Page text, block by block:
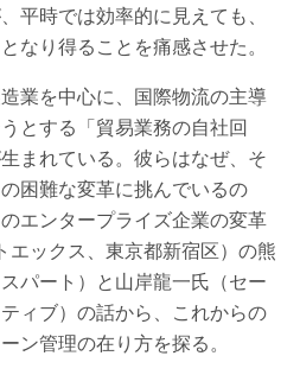
平時では効率的に見えても、
なり得ることを痛感させた。
業を中心に、国際物流の主導
とする「貿易業務の自社回
まれている。彼らはなぜ、そ
困難な変革に挑んでいるの
エンタープライズ企業の変革
エックス、東京都新宿区）の熊
パート）と山岸龍一氏（セー
ィブ）の話から、これからの
ン管理の在り方を探る。